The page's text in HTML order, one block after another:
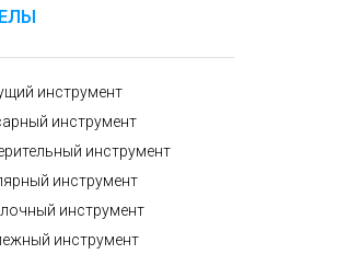
инструмент
инструмент
инструмент
инструмент
инструмент
инструмент